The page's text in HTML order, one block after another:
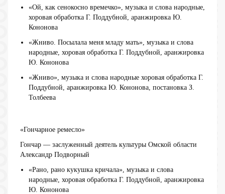
«Ой, как сенокосно времечко», музыка и слова народные,
хоровая обработка Г. Поддубной, аранжировка Ю.
Кононова
«Жниво. Посылала меня младу мать», музыка и слова
народные, хоровая обработка Г. Поддубной, аранжировка
Ю. Кононова
«Жниво», музыка и слова народные хоровая обработка Г.
Поддубной, аранжировка Ю. Кононова, постановка З.
Толбеева
«Гончарное ремесло»
Гончар — заслуженный деятель культуры Омской области
Александр Подворный
«Рано, рано кукушка кричала», музыка и слова
народные, хоровая обработка Г. Поддубной, аранжировка
Ю. Кононова